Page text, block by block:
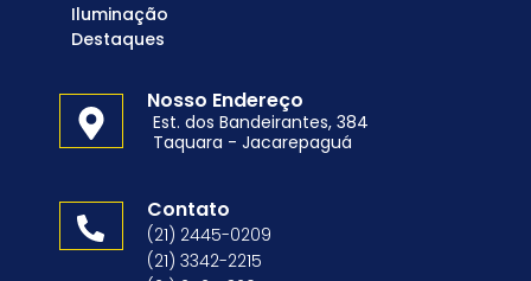
Iluminação
Destaques
Nosso Endereço
Est. dos Bandeirantes, 384
Taquara - Jacarepaguá
Contato
(21) 2445-0209
(21) 3342-2215